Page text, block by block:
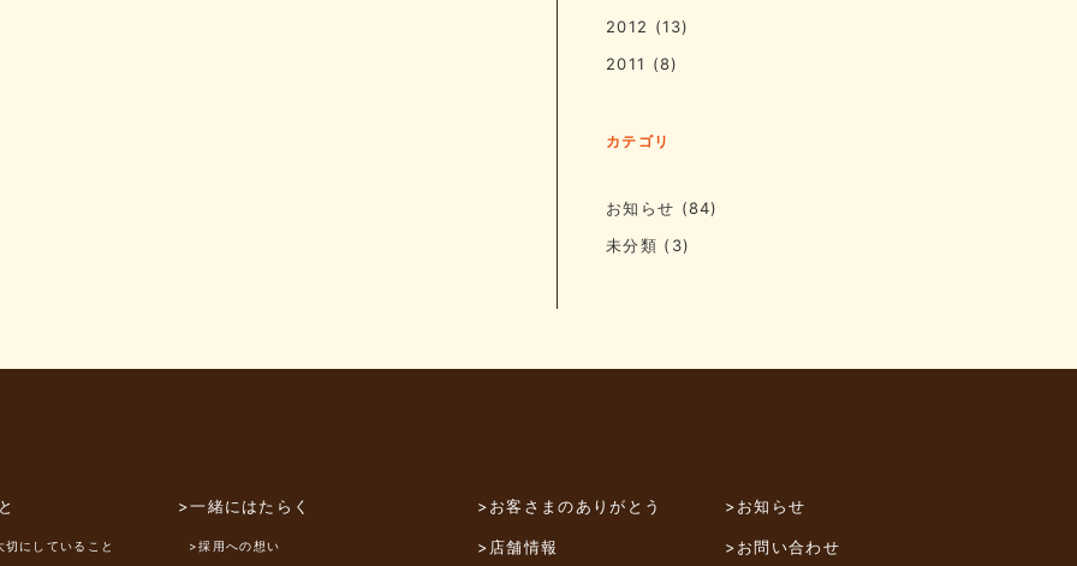
2012 (13)
2011 (8)
カテゴリ
お知らせ (84)
未分類 (3)
にしていること
>一緒にはたらく
>採用への想い
>お客さまのありがとう
>店舗情報
>お知らせ
>お問い合わせ